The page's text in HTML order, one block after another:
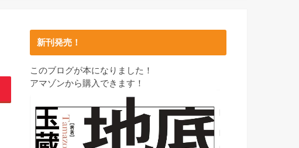
新刊発売！
このブログが本になりました！
アマゾンから購入できます！